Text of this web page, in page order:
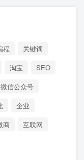
程
关键词
淘宝
SEO
微信公众号
企业
商
互联网